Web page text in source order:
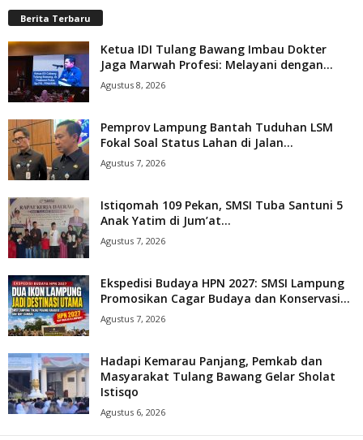
Berita Terbaru
Ketua IDI Tulang Bawang Imbau Dokter
Jaga Marwah Profesi: Melayani dengan...
Agustus 8, 2026
Pemprov Lampung Bantah Tuduhan LSM
Fokal Soal Status Lahan di Jalan...
Agustus 7, 2026
Istiqomah 109 Pekan, SMSI Tuba Santuni 5
Anak Yatim di Jum’at...
Agustus 7, 2026
Ekspedisi Budaya HPN 2027: SMSI Lampung
Promosikan Cagar Budaya dan Konservasi...
Agustus 7, 2026
Hadapi Kemarau Panjang, Pemkab dan
Masyarakat Tulang Bawang Gelar Sholat
Istisqo
Agustus 6, 2026